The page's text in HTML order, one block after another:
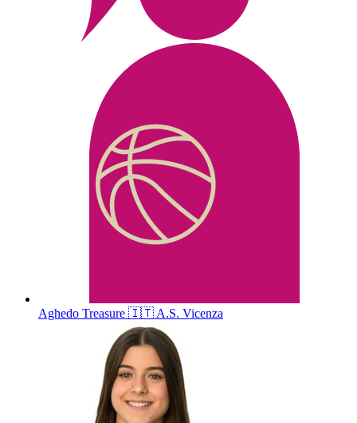
Aghedo Treasure 🇮🇹A.S. Vicenza